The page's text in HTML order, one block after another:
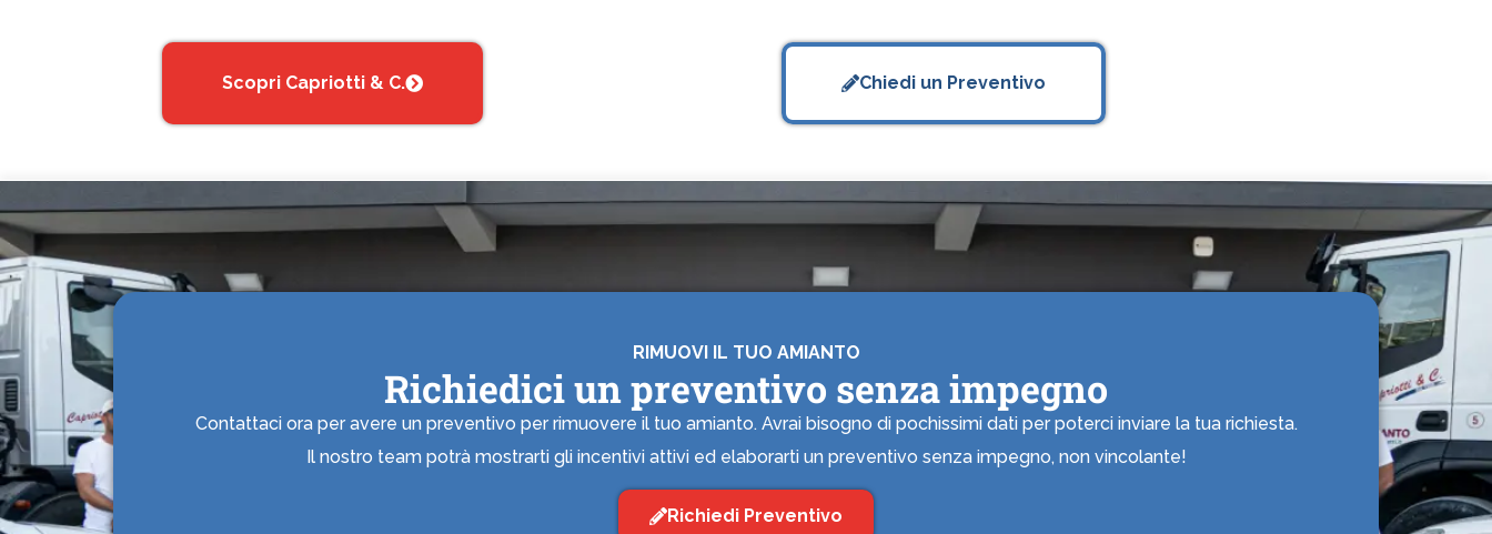
Scopri Capriotti & C. Chiedi un Preventivo
RIMUOVI IL TUO AMIANTO
Richiedici un preventivo senza impegno
Contattaci ora per avere un preventivo per rimuovere il tuo amianto. Avrai bisogno di pochissimi dati per poterci inviare la tua richiesta.
Il nostro team potrà mostrarti gli incentivi attivi ed elaborarti un preventivo senza impegno, non vincolante!
Richiedi Preventivo